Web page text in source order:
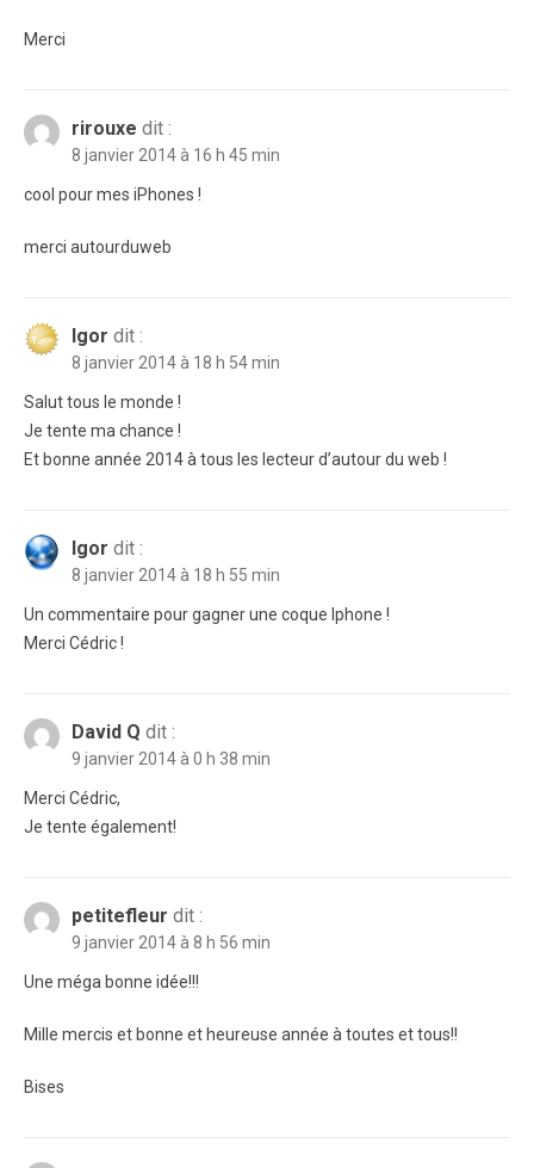
Merci
rirouxe dit :
8 janvier 2014 à 16 h 45 min
cool pour mes iPhones !
merci autourduweb
Igor dit :
8 janvier 2014 à 18 h 54 min
Salut tous le monde !
Je tente ma chance !
Et bonne année 2014 à tous les lecteur d’autour du web !
Igor dit :
8 janvier 2014 à 18 h 55 min
Un commentaire pour gagner une coque Iphone !
Merci Cédric !
David Q dit :
9 janvier 2014 à 0 h 38 min
Merci Cédric,
Je tente également!
petitefleur dit :
9 janvier 2014 à 8 h 56 min
Une méga bonne idée!!!
Mille mercis et bonne et heureuse année à toutes et tous!!
Bises